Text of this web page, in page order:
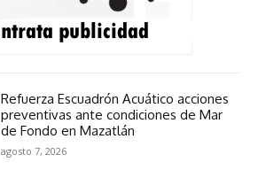
Refuerza Escuadrón Acuático acciones
preventivas ante condiciones de Mar
de Fondo en Mazatlán
agosto 7, 2026